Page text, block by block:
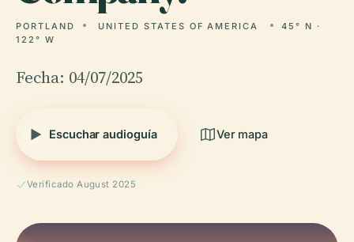
PORTLAND UNITED STATES OF AMERICA
45° N ·
122° W
Fecha: 04/07/2025
Escuchar audioguía Ver mapa
Verificado August 2025